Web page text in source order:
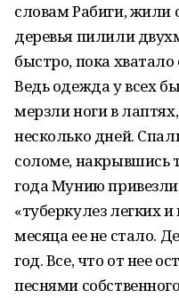
словам Рабиги, жили
деревья пилили
быстро, пока
Ведь одежда у всех
мерзли ноги в
несколько дней.
соломе, накрывшись
года Мунию
«туберкулез легких
месяца ее не стало.
год. Все, что от нее
песнями